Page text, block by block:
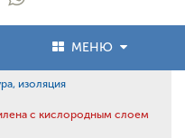
МЕНЮ
изоляция
с кислородным слоем